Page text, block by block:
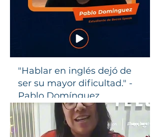
"Hablar en inglés dejó de
ser su mayor dificultad." -
Pablo Domínguez